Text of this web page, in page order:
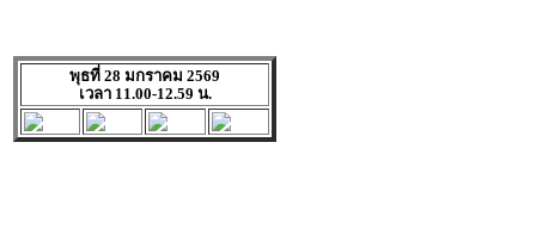
พุธที่ 28 มกราคม 2569
เวลา 11.00-12.59 น.